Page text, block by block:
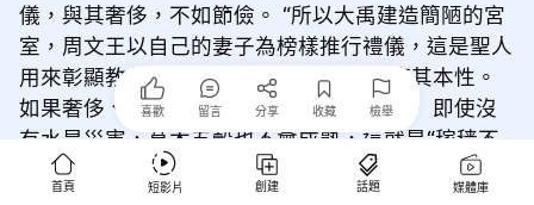
儀，與其奢侈，不如節儉。 “所以大禹建造簡陋的宮
室，周文王以自己的妻子為榜樣推行禮儀，這是聖人
用來彰顯教化的方式。 這樣，土就能順應其本性。
如果奢侈、驕橫傲慢，土就會失去其本性。 即使沒
有水旱災害，草木五穀也不會成熟，這就是“稼穑不
成”。
喜歡 留言 分享 收藏 檢舉
首頁 短影片 創建 話題 媒體庫